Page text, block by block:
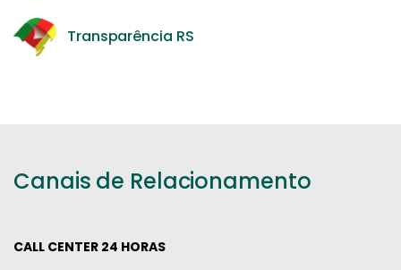
Transparência RS
Canais de Relacionamento
CALL CENTER 24 HORAS